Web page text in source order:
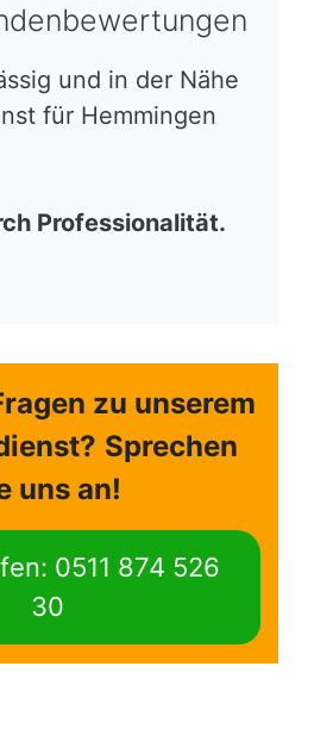
und in der Nähe
für Hemmingen
Professionalität.
zu unserem
Sprechen
uns an!
0511 874 526
30